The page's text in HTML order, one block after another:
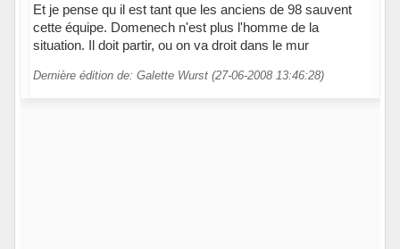
Et je pense qu il est tant que les anciens de 98 sauvent
cette équipe. Domenech n'est plus l'homme de la
situation. Il doit partir, ou on va droit dans le mur
Dernière édition de: Galette Wurst (27-06-2008 13:46:28)